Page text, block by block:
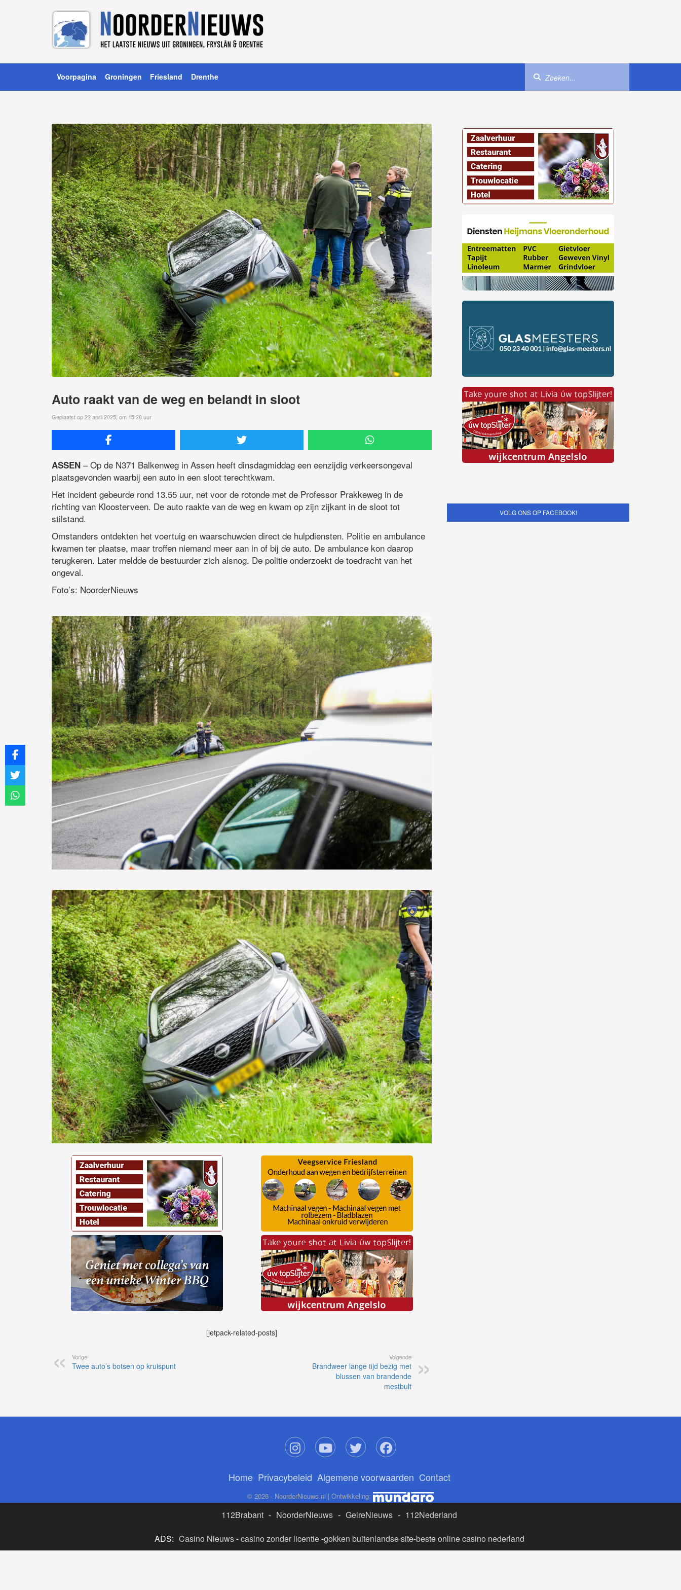
Voorpagina Groningen Friesland Drenthe
Auto raakt van de weg en belandt in sloot
Geplaatst op 22 april 2025, om 15:28 uur
ASSEN – Op de N371 Balkenweg in Assen heeft dinsdagmiddag een eenzijdig verkeersongeval
plaatsgevonden waarbij een auto in een sloot terechtkwam.
Het incident gebeurde rond 13.55 uur, net voor de rotonde met de Professor Prakkeweg in de
richting van Kloosterveen. De auto raakte van de weg en kwam op zijn zijkant in de sloot tot
stilstand.
Omstanders ontdekten het voertuig en waarschuwden direct de hulpdiensten. Politie en ambulance
kwamen ter plaatse, maar troffen niemand meer aan in of bij de auto. De ambulance kon daarop
terugkeren. Later meldde de bestuurder zich alsnog. De politie onderzoekt de toedracht van het
ongeval.
Foto’s: NoorderNieuws
[jetpack-related-posts]
Vorige
Twee auto’s botsen op kruispunt
Volgende
Brandweer lange tijd bezig met
blussen van brandende
mestbult
VOLG ONS OP FACEBOOK!
Home Privacybeleid Algemene voorwaarden Contact
© 2026 - NoorderNieuws.nl | Ontwikkeling:
112Brabant - NoorderNieuws - GelreNieuws - 112Nederland
ADS: Casino Nieuws-casino zonder licentie-gokken buitenlandse site-beste online casino nederland